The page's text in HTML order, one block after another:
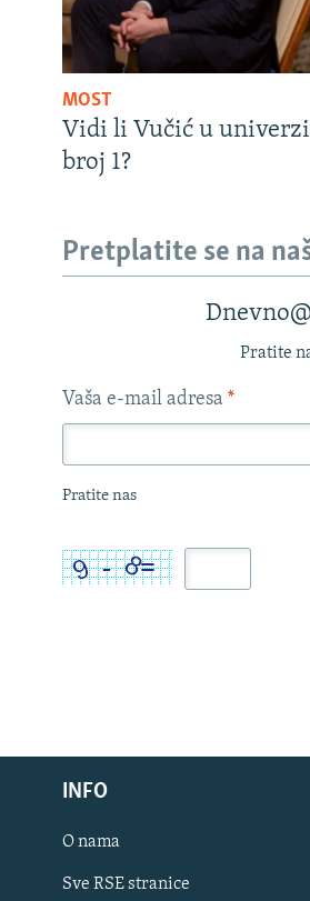
MOST
Vidi li Vučić u
broj 1?
Pretplatite se na
Pratite
Vaša e-mail adresa *
Pratite nas
INFO
O nama
Sve RSE stranice